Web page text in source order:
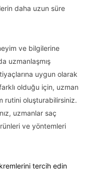
daha uzun süre
ve bilgilerine
uzmanlaşmış
uygun olarak
olduğu için, uzman
rutini oluşturabilirsiniz.
uzmanlar saç
ve yöntemleri
tercih edin